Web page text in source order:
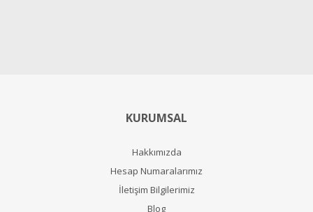
KURUMSAL
Hakkımızda
Hesap Numaralarımız
İletişim Bilgilerimiz
Blog